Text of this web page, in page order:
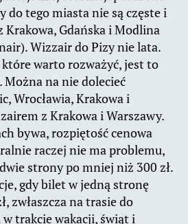
do tego miasta nie są częste i
Krakowa, Gdańska i Modlina
Wizzair do Pizy nie lata.
warto rozważyć, jest to
Można na nie dolecieć
Wrocławia, Krakowa i
z Krakowa i Warszawy.
bywa, rozpiętość cenowa
raczej nie ma problemu,
strony po mniej niż 300 zł.
gdy bilet w jedną stronę
zwłaszcza na trasie do
trakcie wakacji, świąt i